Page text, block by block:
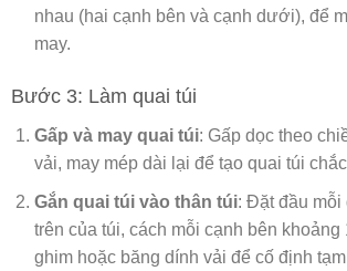
nhau (hai cạnh bên và cạnh dưới), để
may.
Bước 3: Làm quai túi
Gấp và may quai túi: Gấp dọc theo
vải, may mép dài lại để tạo quai túi
Gắn quai túi vào thân túi: Đặt đầu mỗi
trên của túi, cách mỗi cạnh bên khoảng
ghim hoặc băng dính vải để cố định